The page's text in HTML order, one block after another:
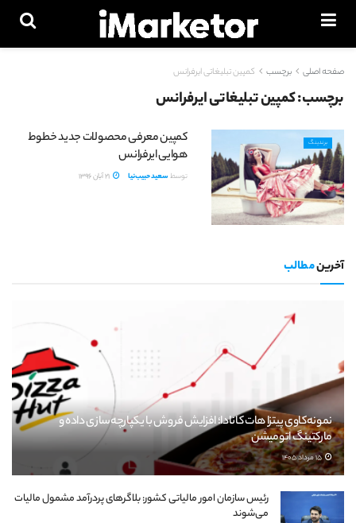
صفحه اصلی برچسب کمپین تبلیغاتی ایرفرانس
برچسب:کمپین تبلیغاتی ایرفرانس
برندینگ
کمپین معرفی محصولات جدید خطوط
هوایی ایرفرانس
توسط سعید حبیب‌نیا 21 آبان 1396
آخرینمطالب
نمونه‌کاوی پیتزا هات کانادا؛ افزایش فروش با یکپارچه‌سازی داده و
مارکتینگ اتومیشن
15 مرداد 1405
رئیس سازمان امور مالیاتی کشور: بلاگرهای پردرآمد مشمول مالیات
می‌شوند